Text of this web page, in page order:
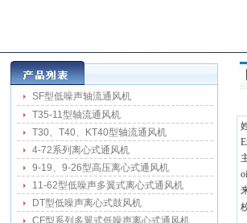
SF型低噪声轴流通风机
T35-11型轴流通风机
T30、T40、KT40型轴流通风机
4-72系列离心式通风机
9-19、9-26型高压离心式通风机
11-62型低噪声多翼式离心式通风机
DT型低噪声离心式鼓风机
CF型系列多翼式低噪声离心式通风机